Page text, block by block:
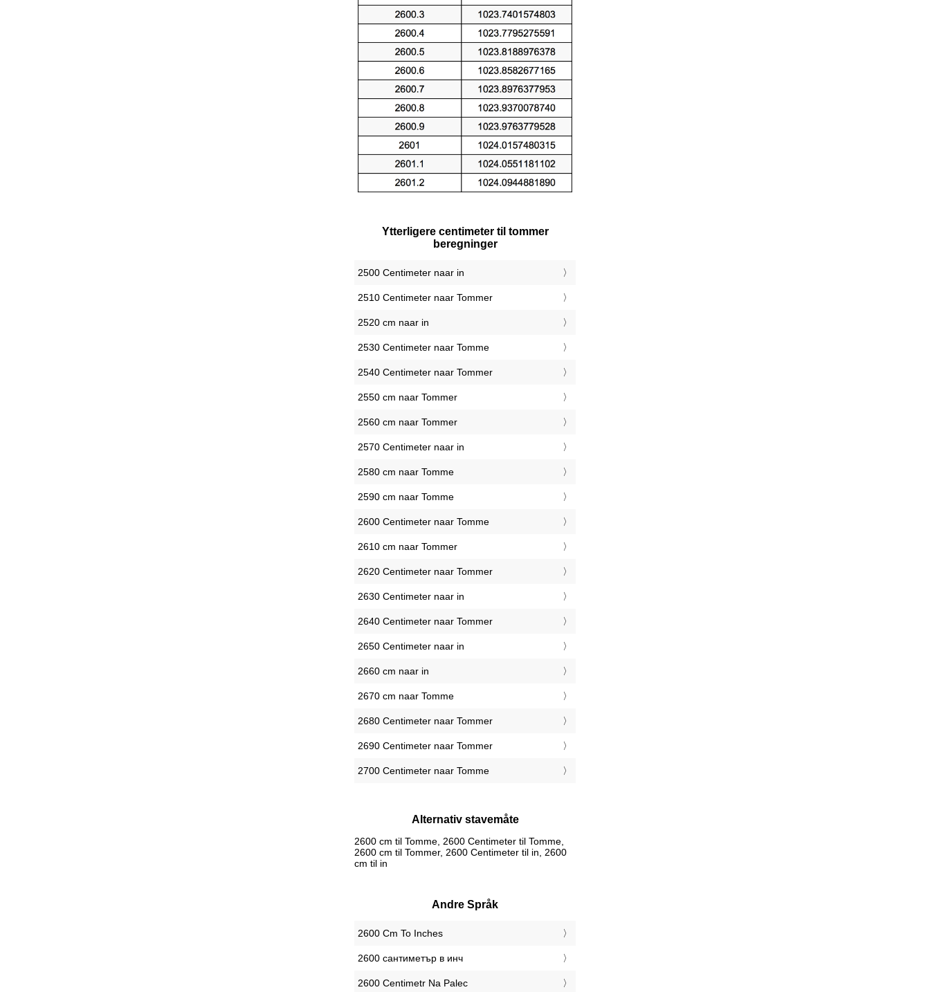
Ytterligere centimeter til tommer
beregninger
2500 Centimeter naar in
2510 Centimeter naar Tommer
2520 cm naar in
2530 Centimeter naar Tomme
2540 Centimeter naar Tommer
2550 cm naar Tommer
2560 cm naar Tommer
2570 Centimeter naar in
2580 cm naar Tomme
2590 cm naar Tomme
2600 Centimeter naar Tomme
2610 cm naar Tommer
2620 Centimeter naar Tommer
2630 Centimeter naar in
2640 Centimeter naar Tommer
2650 Centimeter naar in
2660 cm naar in
2670 cm naar Tomme
2680 Centimeter naar Tommer
2690 Centimeter naar Tommer
2700 Centimeter naar Tomme
Alternativ stavemåte
2600 cm til Tomme, 2600 Centimeter til Tomme,
2600 cm til Tommer, 2600 Centimeter til in, 2600
cm til in
Andre Språk
‎2600 Cm To Inches
‎2600 сантиметър в инч
‎2600 Centimetr Na Palec